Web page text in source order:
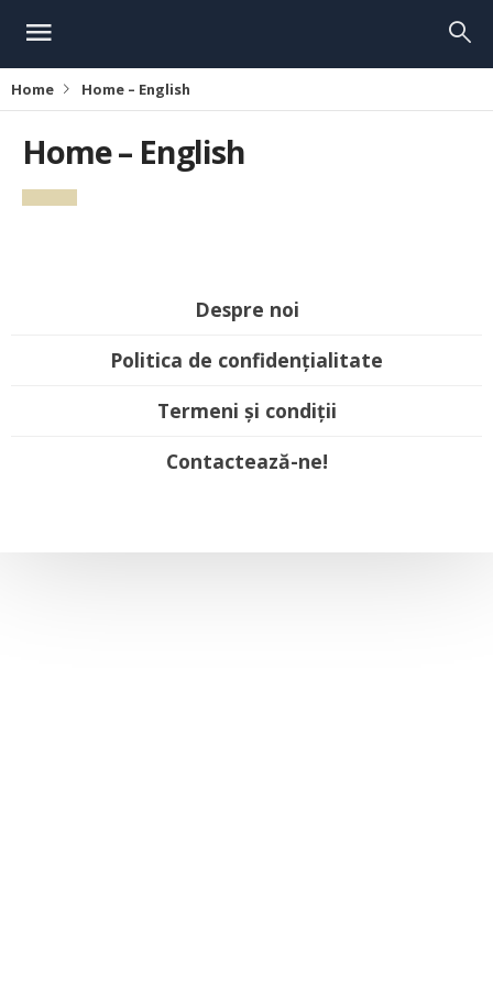
Home Home – English
Home – English
Despre noi
Politica de confidențialitate
Termeni și condiții
Contactează-ne!